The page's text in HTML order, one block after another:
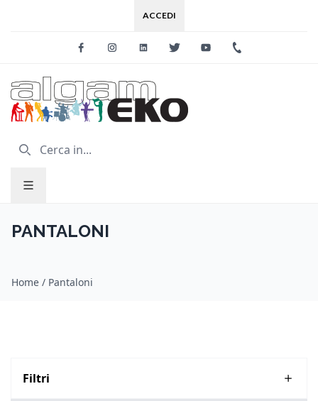
ACCEDI
FacebookInstagramLinkedinTwitter Youtube
PANTALONI
Home / Pantaloni
Filtri